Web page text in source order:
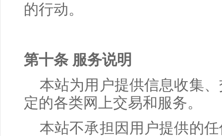
的行动。
第十条 服务说明
本站为用户提供信息收集
定的各类网上交易和服务。
本站不承担因用户提供的